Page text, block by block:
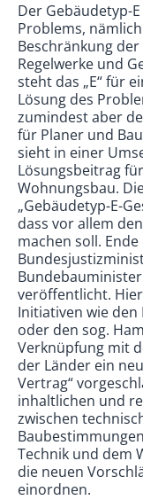
Der Gebäudetyp-
Problems,
Beschränkung
Regelwerke und
steht das „E“ für
Lösung des
zumindest aber
für Planer und
sieht in einer
Lösungsbeitrag
Wohnungsbau.
„Gebäudetyp-E-
dass vor allem
machen soll.
veröffentlicht.
Initiativen wie den
oder den sog.
Verknüpfung mit
der Länder ein
Vertrag“
inhaltlichen und
zwischen
Technik und dem
die neuen
einordnen.